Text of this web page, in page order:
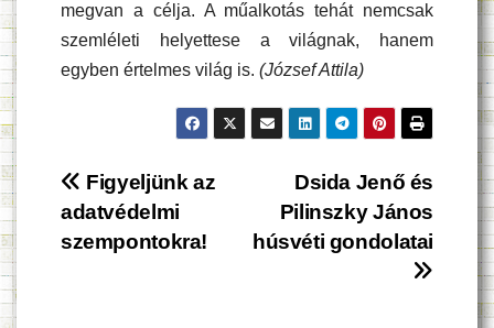
megvan a célja. A műalkotás tehát nemcsak
szemléleti helyettese a világnak, hanem
egyben értelmes világ is. (József Attila)
Bejegyzés
navigáció
Dsida Jenő és
Pilinszky János
húsvéti gondolatai
Figyeljünk az
adatvédelmi
szempontokra!